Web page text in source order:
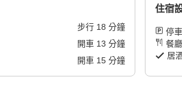
步行 18 分鐘
開車 13 分鐘
開車 15分鐘
住宿
停
餐廳
居